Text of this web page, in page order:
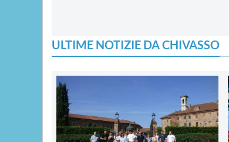
ULTIME NOTIZIE DA CHIVASSO